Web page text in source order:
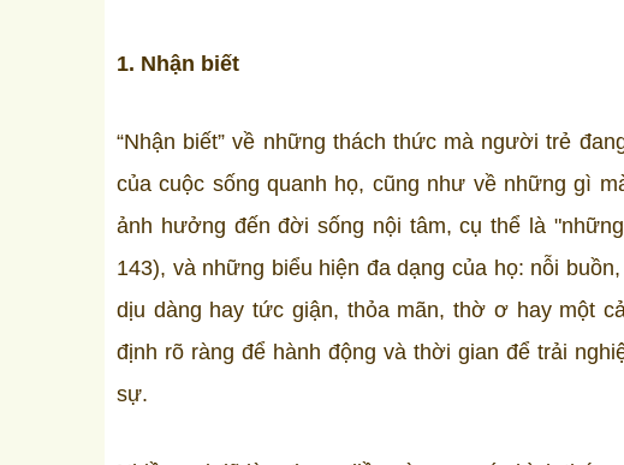
1. Nhận biết
“Nhận biết” về những thách thức mà người trẻ
của cuộc sống quanh họ, cũng như về những gì
ảnh hưởng đến đời sống nội tâm, cụ thể là
143), và những biểu hiện đa dạng của họ: nỗi
dịu dàng hay tức giận, thỏa mãn, thờ ơ hay một
định rõ ràng để hành động và thời gian để trải
sự.